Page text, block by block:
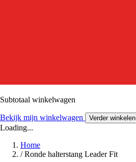
Subtotaal winkelwagen
Bekijk mijn winkelwagen Verder winkelen
Loading...
Home
/ Ronde halterstang Leader Fit